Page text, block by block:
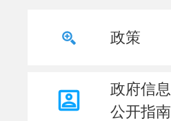
政策
政府信息
公开指南